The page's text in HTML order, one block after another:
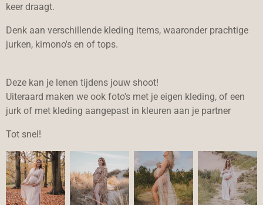
keer draagt.
Denk aan verschillende kleding items, waaronder prachtige
jurken, kimono's en of tops.
Deze kan je lenen tijdens jouw shoot!
Uiteraard maken we ook foto's met je eigen kleding, of een
jurk of met kleding aangepast in kleuren aan je partner
Tot snel!